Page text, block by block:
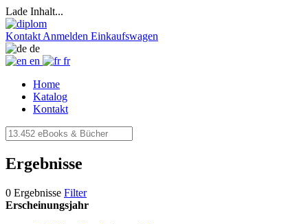
Lade Inhalt...
Kontakt Anmelden Einkaufswagen
de
en
fr
Home
Katalog
Kontakt
Ergebnisse
0 Ergebnisse Filter
Erscheinungsjahr